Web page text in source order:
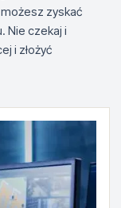
zyskać
Nie czekaj i
i złożyć